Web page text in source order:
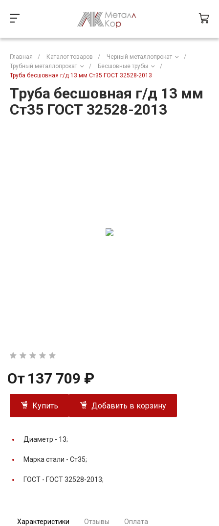
Главная / Каталог товаров / Черный металлопрокат
/
Трубный металлопрокат
/ Бесшовные трубы
/
Труба бесшовная г/д 13 мм Ст35 ГОСТ 32528-2013
Труба бесшовная г/д 13 мм
Ст35 ГОСТ 32528-2013
От 137 709 ₽
Купить Добавить в корзину
Диаметр - 13;
Марка стали - Ст35;
ГОСТ - ГОСТ 32528-2013;
Характеристики Отзывы Оплата